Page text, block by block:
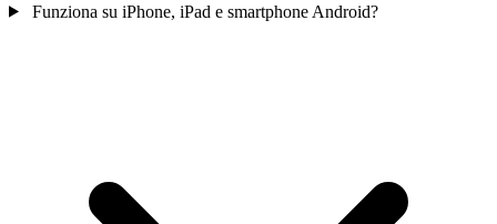
Funziona su iPhone, iPad e smartphone Android?